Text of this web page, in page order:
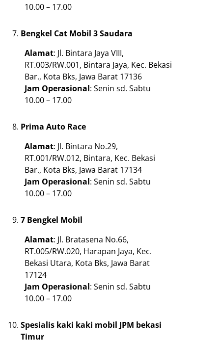
10.00 – 17.00
Bengkel Cat Mobil 3 Saudara
Alamat: Jl. Bintara Jaya VIII,
RT.003/RW.001, Bintara Jaya, Kec. Bekasi
Bar., Kota Bks, Jawa Barat 17136
Jam Operasional: Senin sd. Sabtu
10.00 – 17.00
Prima Auto Race
Alamat: Jl. Bintara No.29,
RT.001/RW.012, Bintara, Kec. Bekasi
Bar., Kota Bks, Jawa Barat 17134
Jam Operasional: Senin sd. Sabtu
10.00 – 17.00
7 Bengkel Mobil
Alamat: Jl. Bratasena No.66,
RT.005/RW.020, Harapan Jaya, Kec.
Bekasi Utara, Kota Bks, Jawa Barat
17124
Jam Operasional: Senin sd. Sabtu
10.00 – 17.00
Spesialis kaki kaki mobil JPM bekasi
Timur